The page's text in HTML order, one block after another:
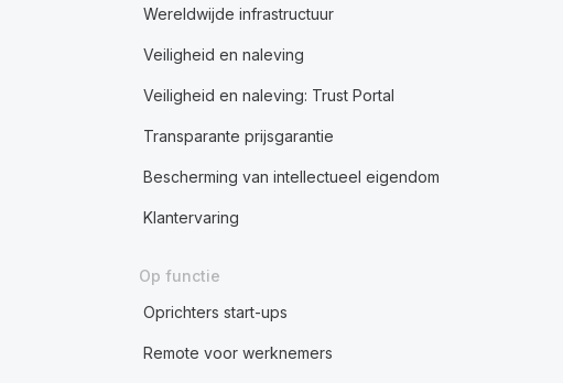
Wereldwijde infrastructuur
Veiligheid en naleving
Veiligheid en naleving: Trust Portal
Transparante prijsgarantie
Bescherming van intellectueel eigendom
Klantervaring
Op functie
Oprichters start-ups
Remote voor werknemers